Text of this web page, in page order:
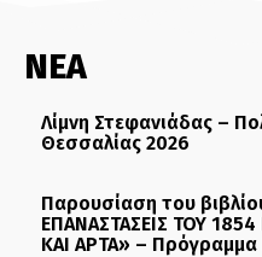
ΝΕΑ
Λίμνη Στεφανιάδας –
Θεσσαλίας 2026
Παρουσίαση του
ΕΠΑΝΑΣΤΑΣΕΙΣ ΤΟΥ
ΚΑΙ ΑΡΤΑ» –